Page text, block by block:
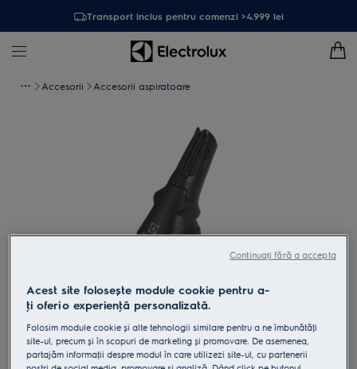
Transport inclus pentru comenzi >4.999 lei
Accesorii Accesorii aspiratoare
Atinge pentru zoom
Acest site folosește module cookie pentru a-
ţi oferi o experienţă personalizată.
Folosim module cookie și alte tehnologii similare pentru a ne îmbunătăţi
site-ul, precum și în scopuri de marketing și promovare. De asemenea,
partajăm informaţii despre modul în care utilizezi site-ul, cu partenerii
Continuați fără a accepta